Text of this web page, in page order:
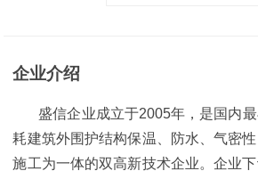
企业介绍
盛信企业成立于2005年，是国内最
耗建筑外围护结构保温、防水、气密
施工为一体的双高新技术企业。企业